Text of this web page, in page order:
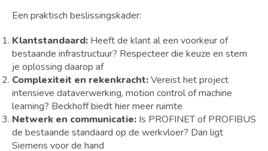
Een praktisch beslissingskader:
Klantstandaard: Heeft de klant al een voorkeur of
bestaande infrastructuur? Respecteer die keuze en stem
je oplossing daarop af
Complexiteit en rekenkracht:Vereist het project
intensieve dataverwerking, motion control of machine
learning? Beckhoff biedt hier meer ruimte
Netwerk en communicatie: Is PROFINET of PROFIBUS
de bestaande standaard op de werkvloer? Dan ligt
Siemens voor de hand